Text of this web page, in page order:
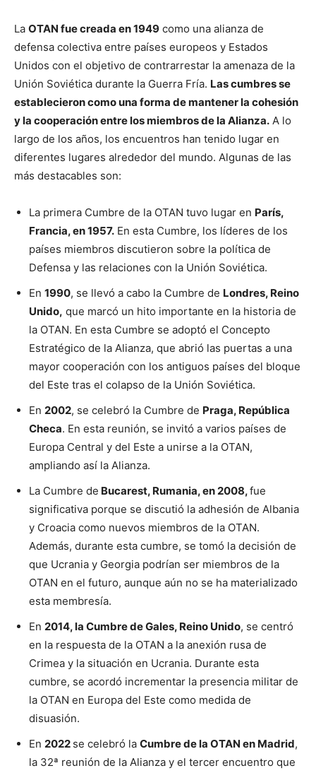
La OTAN fue creada en 1949 como una alianza de
defensa colectiva entre países europeos y Estados
Unidos con el objetivo de contrarrestar la amenaza de la
Unión Soviética durante la Guerra Fría. Las cumbres se
establecieron como una forma de mantener la cohesión
y la cooperación entre los miembros de la Alianza. A lo
largo de los años, los encuentros han tenido lugar en
diferentes lugares alrededor del mundo. Algunas de las
más destacables son:
La primera Cumbre de la OTAN tuvo lugar en París,
Francia, en 1957. En esta Cumbre, los líderes de los
países miembros discutieron sobre la política de
Defensa y las relaciones con la Unión Soviética.
En 1990, se llevó a cabo la Cumbre de Londres, Reino
Unido, que marcó un hito importante en la historia de
la OTAN. En esta Cumbre se adoptó el Concepto
Estratégico de la Alianza, que abrió las puertas a una
mayor cooperación con los antiguos países del bloque
del Este tras el colapso de la Unión Soviética.
En 2002, se celebró la Cumbre de Praga, República
Checa. En esta reunión, se invitó a varios países de
Europa Central y del Este a unirse a la OTAN,
ampliando así la Alianza.
La Cumbre de Bucarest, Rumania, en 2008,fue
significativa porque se discutió la adhesión de Albania
y Croacia como nuevos miembros de la OTAN.
Además, durante esta cumbre, se tomó la decisión de
que Ucrania y Georgia podrían ser miembros de la
OTAN en el futuro, aunque aún no se ha materializado
esta membresía.
En 2014, la Cumbre de Gales, Reino Unido, se centró
en la respuesta de la OTAN a la anexión rusa de
Crimea y la situación en Ucrania. Durante esta
cumbre, se acordó incrementar la presencia militar de
la OTAN en Europa del Este como medida de
disuasión.
En 2022 se celebró la Cumbre de la OTAN en Madrid,
la 32ª reunión de la Alianza y el tercer encuentro que